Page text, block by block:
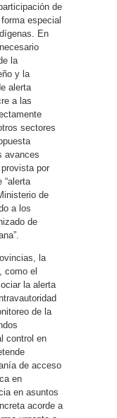
de
especial
En
la
y la
alerta
a las
sectores
avances
por
“alerta
de
a los
de
la
como el
la alerta
de la
control en
de acceso
en
en asuntos
acorde a